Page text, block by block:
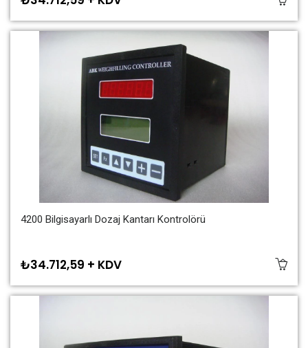
4200 Bilgisayarlı Dozaj Kantarı Kontrolörü
₺34.712,59 + KDV